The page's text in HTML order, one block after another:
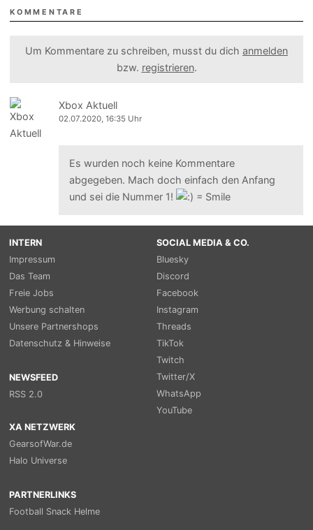
KOMMENTARE
Um Kommentare zu schreiben, musst du dich anmelden
bzw. registrieren.
Xbox Aktuell
02.07.2020, 16:35 Uhr
Es wurden noch keine Kommentare
abgegeben. Mach doch einfach den Anfang
und sei die Nummer 1!
INTERN
Impressum
Das Team
Freie Jobs
Werbung schalten
Unsere Partnershops
Datenschutz & Hinweise
NEWSFEED
RSS 2.0
SOCIAL MEDIA & CO.
Bluesky
Discord
Facebook
Instagram
Threads
TikTok
Twitch
Twitter/X
WhatsApp
YouTube
XA NETZWERK
GearsofWar.de
Halo Universe
PARTNERLINKS
Football Snack Helme